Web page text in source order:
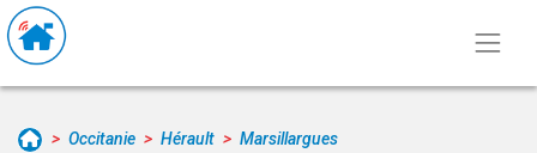
Occitanie Hérault
Marsillargues